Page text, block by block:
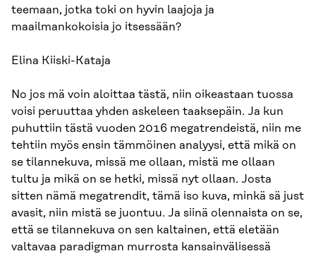
teemaan, jotka toki on hyvin laajoja ja
maailmankokoisia jo itsessään?
Elina Kiiski-Kataja
No jos mä voin aloittaa tästä, niin oikeastaan tuossa
voisi peruuttaa yhden askeleen taaksepäin. Ja kun
puhuttiin tästä vuoden 2016 megatrendeistä, niin me
tehtiin myös ensin tämmöinen analyysi, että mikä on
se tilannekuva, missä me ollaan, mistä me ollaan
tultu ja mikä on se hetki, missä nyt ollaan. Josta
sitten nämä megatrendit, tämä iso kuva, minkä sä just
avasit, niin mistä se juontuu. Ja siinä olennaista on se,
että se tilannekuva on sen kaltainen, että eletään
valtavaa paradigman murrosta kansainvälisessä